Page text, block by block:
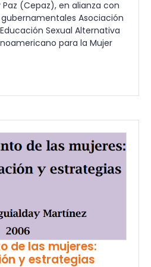
(Cepaz), en alianza con
Asociación
Sexual Alternativa
para la Mujer
de las mujeres:
y estrategias